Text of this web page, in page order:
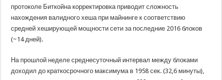
протоколе Биткойна корректировка приводит сложность
нахождения валидного хеша при майнинге к соответствию
средней хеширующей мощности сети за последние 2016 блоков
(~14 дней).
На прошлой неделе среднесуточный интервал между блоками
доходил до краткосрочного максимума в 1958 сек. (32,6 минуты),